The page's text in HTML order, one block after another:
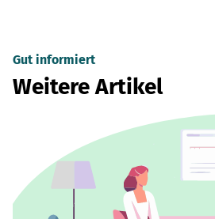
Gut informiert
Weitere Artikel